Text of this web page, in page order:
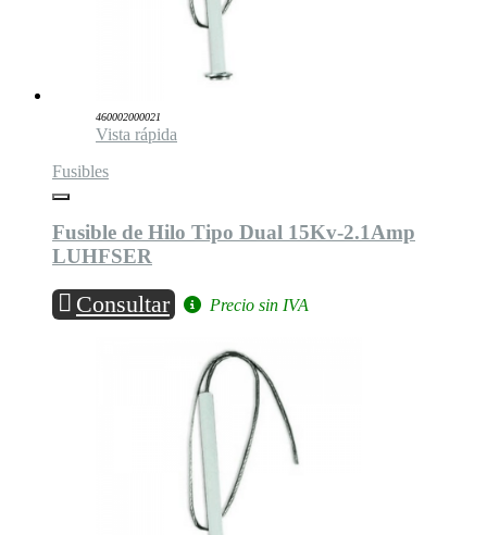
460002000021
Vista rápida
Fusibles
Fusible de Hilo Tipo Dual 15Kv-2.1Amp
LUHFSER
Consultar Precio sin IVA